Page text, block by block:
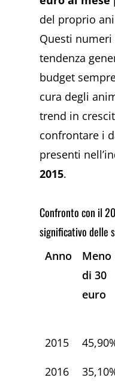
del proprio
Questi
tendenza
budget
cura degli
trend in
confrontare i
presenti
2015.
Confronto con il
significativo delle
Anno
Meno
di 30
euro
2015
2016